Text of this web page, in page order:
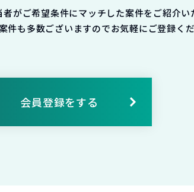
がご希望条件にマッチした案件をご紹介い
件も多数ございますのでお気軽にご登録くだ
会員登録をする